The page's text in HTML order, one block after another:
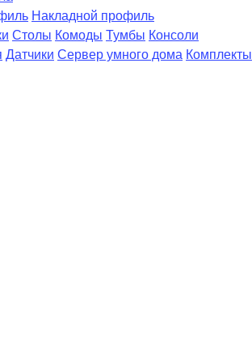
Накладной профиль
Столы Комоды Тумбы Консоли
Датчики Сервер умного дома Комплекты